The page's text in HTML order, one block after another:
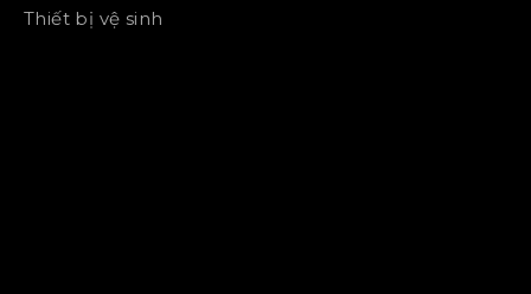
Thiết bị vệ sinh